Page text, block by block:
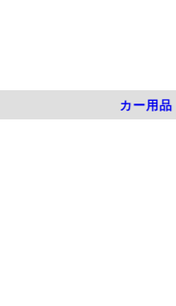
カー用品